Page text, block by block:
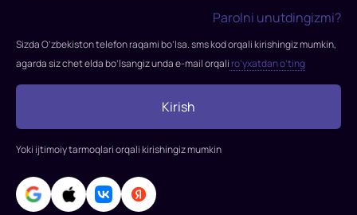
Parolni unutdingizmi?
Sizda O’zbekiston telefon raqami bo’lsa. sms kod orqali kirishingiz mumkin,
agarda siz chet elda bo’lsangiz unda e-mail orqali ro’yxatdan o’ting
Kirish
Yoki ijtimoiy tarmoqlari orqali kirishingiz mumkin